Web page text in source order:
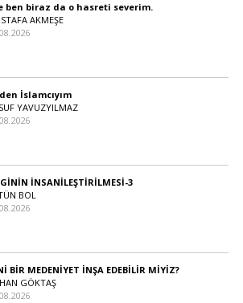
ben biraz da o hasreti severim.
AKMEŞE
İslamcıyım
YAVUZYILMAZ
İNSANİLEŞTİRİLMESİ-3
BOL
BİR MEDENİYET İNŞA EDEBİLİR MİYİZ?
GÖKTAŞ